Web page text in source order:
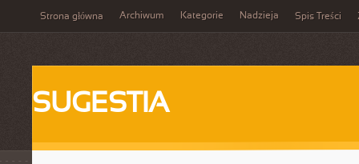
Strona główna Archiwum Kategorie Nadzieja Spis Treści
SUGESTIA